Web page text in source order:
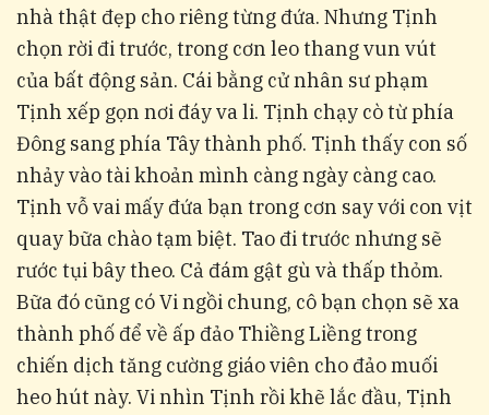
nhà thật đẹp cho riêng từng đứa. Nhưng Tịnh
chọn rời đi trước, trong cơn leo thang vun vút
của bất động sản. Cái bằng cử nhân sư phạm
Tịnh xếp gọn nơi đáy va li. Tịnh chạy cò từ phía
Đông sang phía Tây thành phố. Tịnh thấy con số
nhảy vào tài khoản mình càng ngày càng cao.
Tịnh vỗ vai mấy đứa bạn trong cơn say với con vịt
quay bữa chào tạm biệt. Tao đi trước nhưng sẽ
rước tụi bây theo. Cả đám gật gù và thấp thỏm.
Bữa đó cũng có Vi ngồi chung, cô bạn chọn sẽ xa
thành phố để về ấp đảo Thiềng Liềng trong
chiến dịch tăng cường giáo viên cho đảo muối
heo hút này. Vi nhìn Tịnh rồi khẽ lắc đầu, Tịnh